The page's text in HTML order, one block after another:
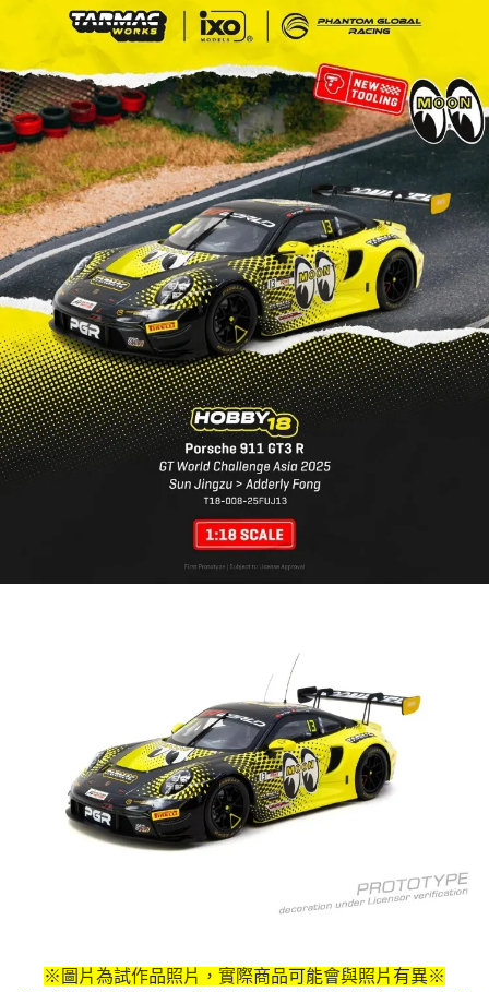
東海門市自取，需自備購物袋取貨唷。
※圖片為試作品照片，實際商品可能會與照片有異※